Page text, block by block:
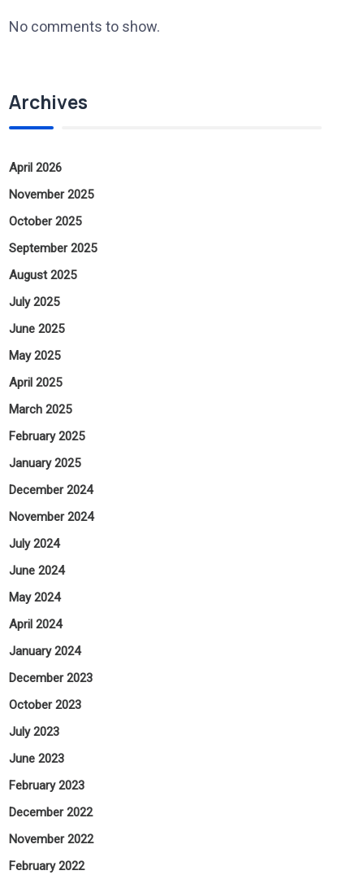
No comments to show.
Archives
April 2026
November 2025
October 2025
September 2025
August 2025
July 2025
June 2025
May 2025
April 2025
March 2025
February 2025
January 2025
December 2024
November 2024
July 2024
June 2024
May 2024
April 2024
January 2024
December 2023
October 2023
July 2023
June 2023
February 2023
December 2022
November 2022
February 2022